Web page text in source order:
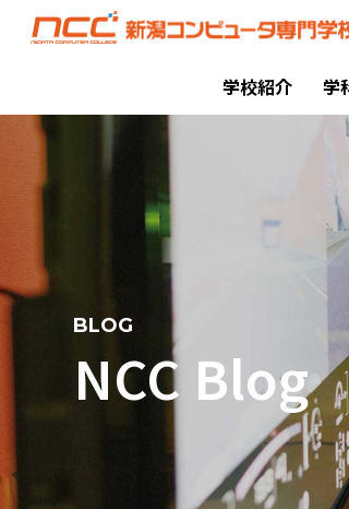
学校紹介 学
BLOG
NCC Blog